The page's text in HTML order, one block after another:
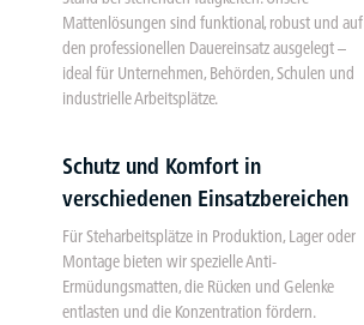
Mattenlösungen sind funktional, robust und auf
den professionellen Dauereinsatz ausgelegt –
ideal für Unternehmen, Behörden, Schulen und
industrielle Arbeitsplätze.
Schutz und Komfort in
verschiedenen Einsatzbereichen
Für Steharbeitsplätze in Produktion, Lager oder
Montage bieten wir spezielle Anti-
Ermüdungsmatten, die Rücken und Gelenke
entlasten und die Konzentration fördern.